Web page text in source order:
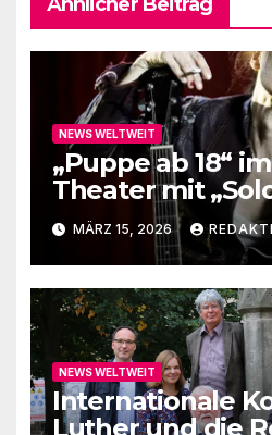
NEWS WELTWEIT
„Puppe ab 18“
Theater mit
me“
MÄRZ 15, 2026
NEWS WELTWEIT
Internationale
Luther und die